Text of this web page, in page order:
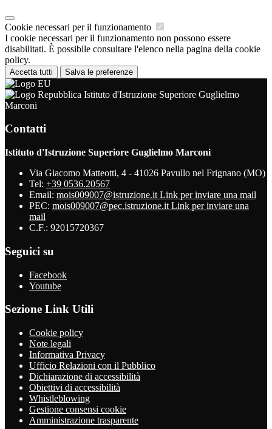
Cookie necessari per il funzionamento
I cookie necessari per il funzionamento non possono essere
disabilitati. È possibile consultare l'elenco nella pagina della cookie
policy.
Accetta tutti Salva le preferenze
Istituto d'Istruzione Superiore Guglielmo
Marconi
Contatti
Istituto d'Istruzione Superiore Guglielmo Marconi
Via Giacomo Matteotti, 4 - 41026 Pavullo nel Frignano (MO)
Tel: +39 0536.20567
Email: mois009007@istruzione.it Link per inviare una mail
PEC: mois009007@pec.istruzione.it Link per inviare una
mail
C.F.: 92015720367
Seguici su
Facebook
Youtube
Sezione Link Utili
Cookie policy
Note legali
Informativa Privacy
Ufficio Relazioni con il Pubblico
Dichiarazione di accessibilità
Obiettivi di accessibilità
Whistleblowing
Gestione consensi cookie
Amministrazione trasparente